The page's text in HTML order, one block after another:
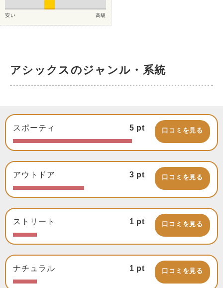
安い 高級
アシックスのジャンル・系統
スポーティ 5 pt 口コミを見る
アウトドア 3 pt 口コミを見る
ストリート 1 pt 口コミを見る
ナチュラル 1 pt 口コミを見る